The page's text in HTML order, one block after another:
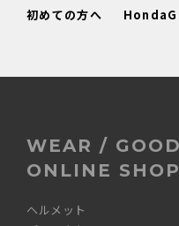
初めての方へ
WEAR /
ONLINE SHOP
ヘルメット